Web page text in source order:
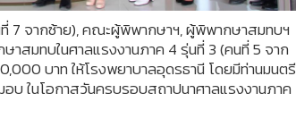
7 จากซ้าย), คณะผู้พิพากษาฯ, ผู้พิพากษาสมทบฯ
สมทบในศาลแรงงานภาค 4 รุ่นที่ 3 (คนที่ 5 จาก
บาท ให้โรงพยาบาลอุดรธานี โดยมีท่านมนตรี
บ ในโอกาสวันครบรอบสถาปนาศาลแรงงานภาค